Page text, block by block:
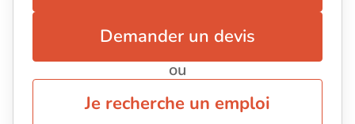
Demander un devis
ou
Je recherche un emploi